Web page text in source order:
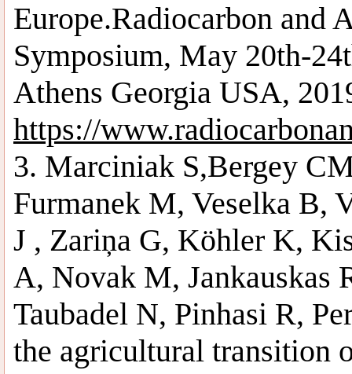
Europe.Radiocarbon and
Symposium, May 20th-
Athens Georgia USA,
https://
3. Marciniak S,Bergey
Furmanek M, Veselka B,
J , Zariņa G, Köhler K,
A, Novak M, Jankauskas
Taubadel N, Pinhasi R,
the agricultural transition